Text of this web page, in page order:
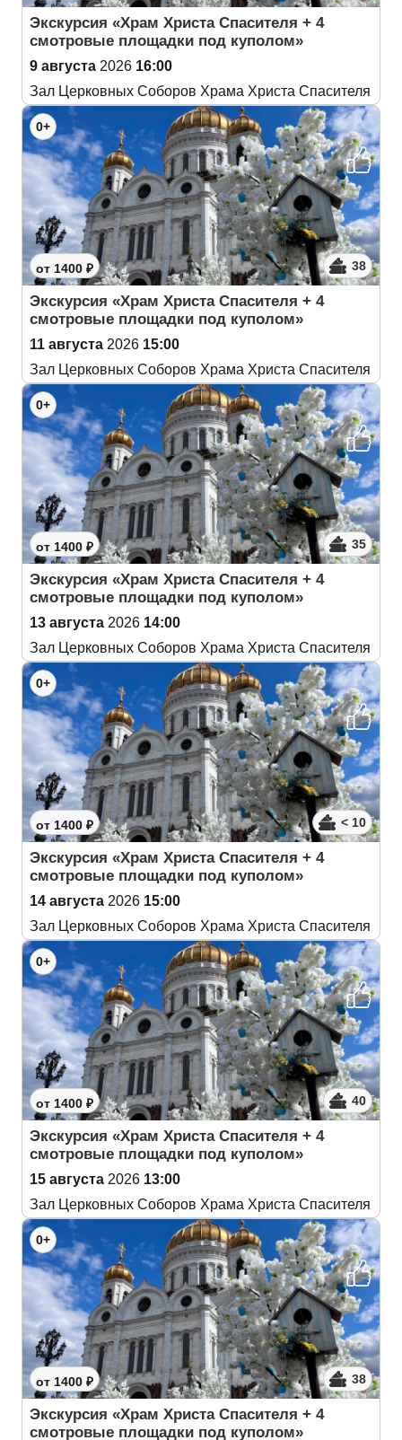
Экскурсия «Храм Христа Спасителя + 4
смотровые площадки под куполом»
9 августа 2026 16:00
Зал Церковных Соборов Храма Христа Спасителя
0+
от 1400 ₽ 38
Экскурсия «Храм Христа Спасителя + 4
смотровые площадки под куполом»
11 августа 2026 15:00
Зал Церковных Соборов Храма Христа Спасителя
0+
от 1400 ₽ 35
Экскурсия «Храм Христа Спасителя + 4
смотровые площадки под куполом»
13 августа 2026 14:00
Зал Церковных Соборов Храма Христа Спасителя
0+
от 1400 ₽ < 10
Экскурсия «Храм Христа Спасителя + 4
смотровые площадки под куполом»
14 августа 2026 15:00
Зал Церковных Соборов Храма Христа Спасителя
0+
от 1400 ₽ 40
Экскурсия «Храм Христа Спасителя + 4
смотровые площадки под куполом»
15 августа 2026 13:00
Зал Церковных Соборов Храма Христа Спасителя
0+
от 1400 ₽ 38
Экскурсия «Храм Христа Спасителя + 4
смотровые площадки под куполом»